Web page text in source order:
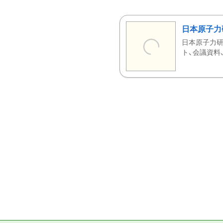
日本原子
日本原子力
ト、会議資